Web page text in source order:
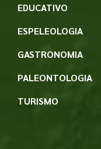
EDUCATIVO
ESPELEOLOGIA
GASTRONOMIA
PALEONTOLOGIA
TURISMO